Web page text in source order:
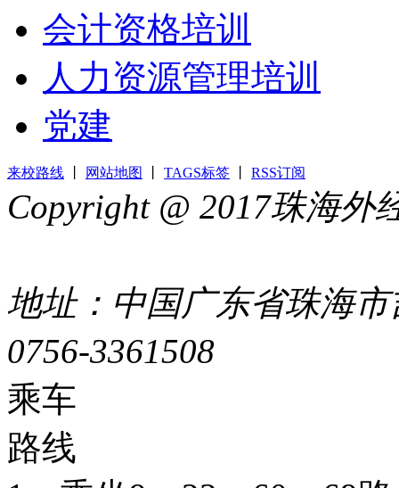
会计资格培训
人力资源管理培训
党建
来校路线 网站地图 TAGS标签 RSS订阅
Copyright @ 2017珠海
地址：中国广东省珠海
0756-3361508
乘车
路线